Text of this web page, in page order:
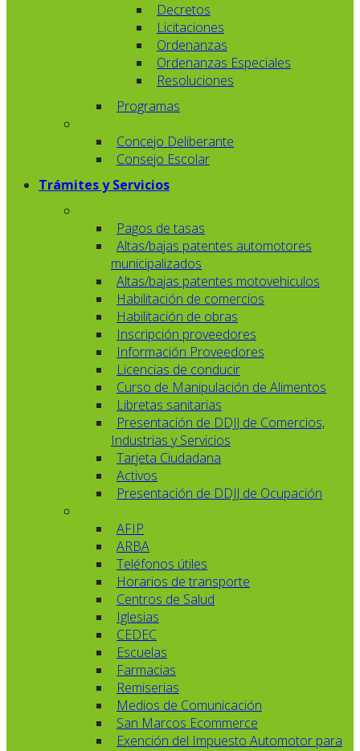
Decretos
Licitaciones
Ordenanzas
Ordenanzas Especiales
Resoluciones
Programas
Concejo Deliberante
Consejo Escolar
Trámites y Servicios
Pagos de tasas
Altas/bajas patentes automotores
municipalizados
Altas/bajas patentes motovehiculos
Habilitación de comercios
Habilitación de obras
Inscripción proveedores
Información Proveedores
Licencias de conducir
Curso de Manipulación de Alimentos
Libretas sanitarias
Presentación de DDJJ de Comercios,
Industrias y Servicios
Tarjeta Ciudadana
Activos
Presentación de DDJJ de Ocupación
AFIP
ARBA
Teléfonos útiles
Horarios de transporte
Centros de Salud
Iglesias
CEDEC
Escuelas
Farmacias
Remiserias
Medios de Comunicación
San Marcos Ecommerce
Exención del Impuesto Automotor para